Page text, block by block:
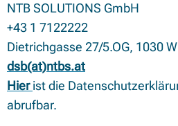
NTB SOLUTIONS GmbH
+43 1 7122222
Dietrichgasse 27/5.OG, 1030
dsb(at)ntbs.at
Hierist die
abrufbar.